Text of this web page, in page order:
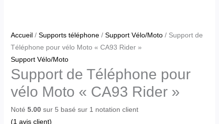
Accueil/ Supports téléphone/ Support Vélo/Moto/ Support de
Téléphone pour vélo Moto « CA93 Rider »
Support Vélo/Moto
Support de Téléphone pour
vélo Moto « CA93 Rider »
Noté 5.00sur 5 basé sur 1 notation client
(1 avis client)